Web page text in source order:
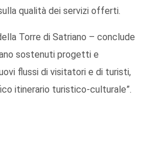
qualità dei servizi offerti.
Torre di Satriano – conclude
sostenuti progetti e
flussi di visitatori e di turisti,
itinerario turistico-culturale”.